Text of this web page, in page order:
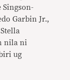
Singson-
Garbin Jr.,
nila ni
ug